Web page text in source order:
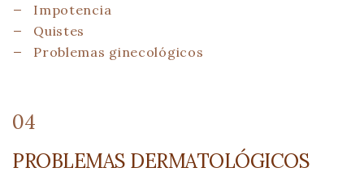
Impotencia
Quistes
Problemas ginecológicos
04
PROBLEMAS DERMATOLÓGICOS